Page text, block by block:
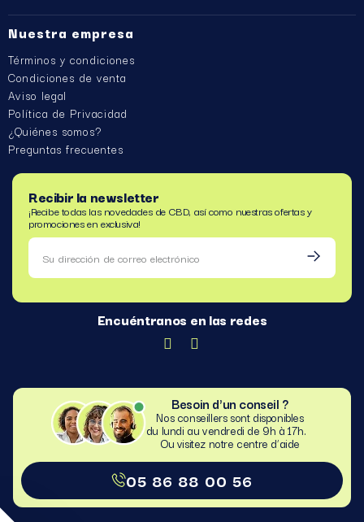
Nuestra empresa
Términos y condiciones
Condiciones de venta
Aviso legal
Política de Privacidad
¿Quiénes somos?
Preguntas frecuentes
Recibir la newsletter
¡Recibe todas las novedades de CBD, así como nuestras ofertas y
promociones en exclusiva!
Encuéntranos en las redes
Besoin d'un conseil ?
Nos conseillers sont disponibles
du lundi au vendredi de 9h à 17h.
Ou visitez notre centre d’aide​
05 86 88 00 56